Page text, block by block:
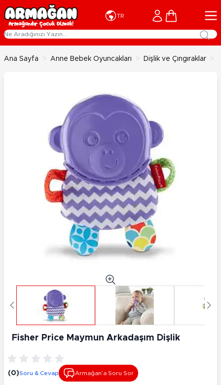
İçeriğe geç
TR Cart
Ana Sayfa > Anne Bebek Oyuncakları > Dişlik ve Çıngıraklar >
Fisher Price Maymun Arkadaşım Dişlik
(0)Soru & Cevap Armağan’a Soru Sor